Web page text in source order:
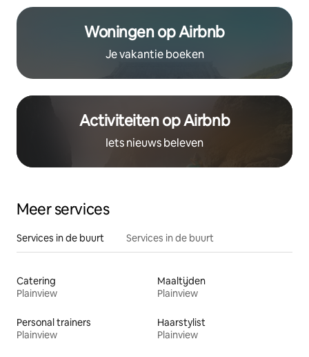
Woningen op Airbnb
Je vakantie boeken
Activiteiten op Airbnb
Iets nieuws beleven
Meer services
Services in de buurt Services in de buurt
Catering
Plainview
Maaltijden
Plainview
Personal trainers
Plainview
Haarstylist
Plainview